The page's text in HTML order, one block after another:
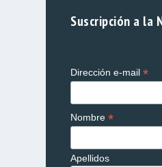
Suscripción a la
Dirección e-mail*
Nombre*
Apellidos